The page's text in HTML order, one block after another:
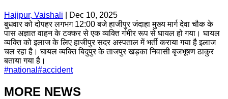
Hajipur, Vaishali
Dec 10, 2025
बुधवार को दोपहर लगभग 12:00 बजे हाजीपुर जंदाहा मुख्य मार्ग देवा चौक के
पास अज्ञात वाहन के टक्कर से एक व्यक्ति गंभीर रूप से घायल हो गया। घायल
व्यक्ति को इलाज के लिए हाजीपुर सदर अस्पताल में भर्ती कराया गया है इलाज
चल रहा है। घायल व्यक्ति बिदुपुर के ताजपुर खड़का निवासी बृजभूषण ठाकुर
बताया गया है।
#national #accident
MORE NEWS